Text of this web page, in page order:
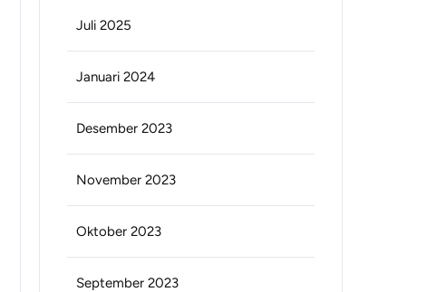
Juli 2025
Januari 2024
Desember 2023
November 2023
Oktober 2023
September 2023